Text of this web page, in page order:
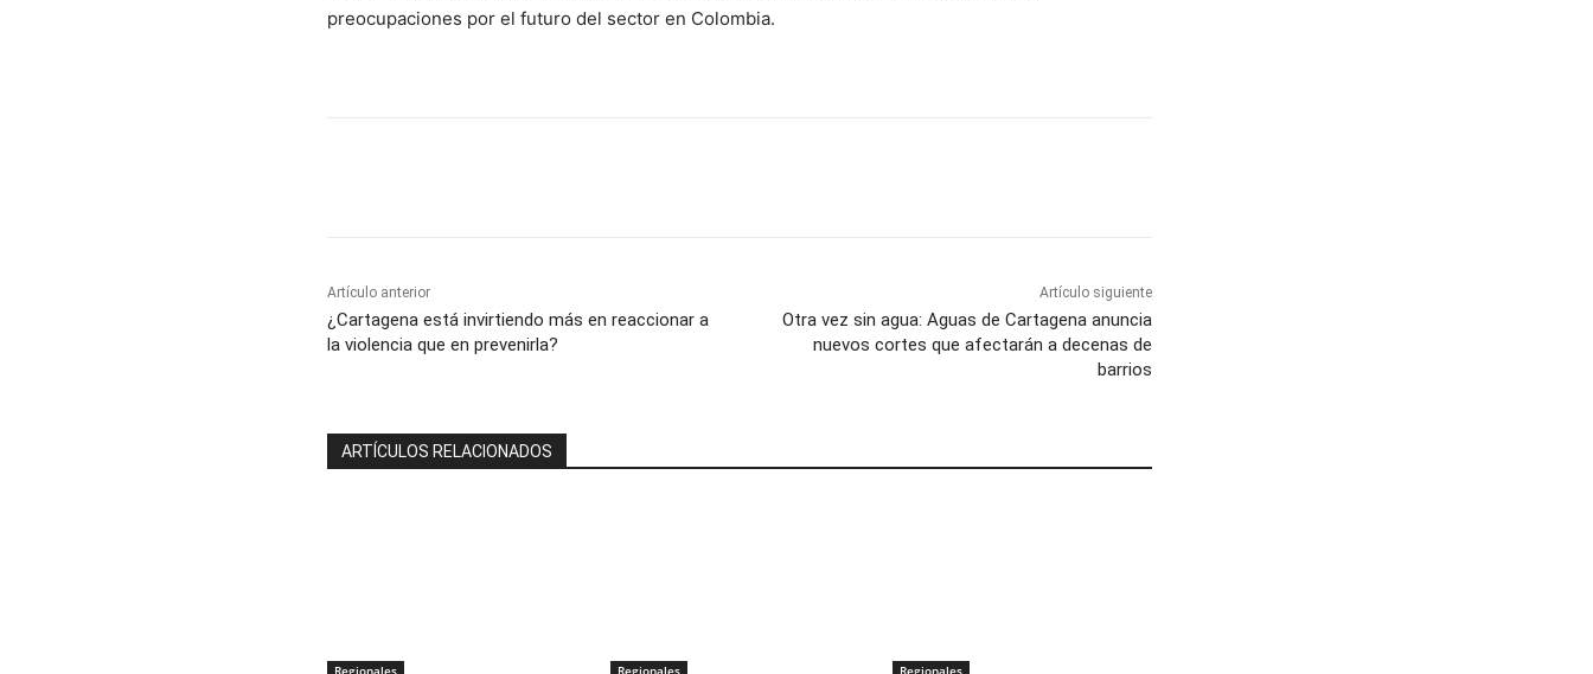
preocupaciones por el futuro del sector en Colombia.
Artículo anterior
¿Cartagena está invirtiendo más en reaccionar a
la violencia que en prevenirla?
Artículo siguiente
Otra vez sin agua: Aguas de Cartagena anuncia
nuevos cortes que afectarán a decenas de
barrios
ARTÍCULOS RELACIONADOS
Regionales Regionales Regionales